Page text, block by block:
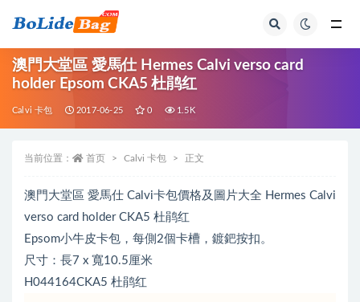
澳門大堂區 愛馬仕 Hermes Calvi verso card
holder Epsom CKA5 杜鹃红
Calvi 卡包 2017-06-25 0 1.5K
当前位置： 首页 Calvi 卡包 正文
澳門大堂區 愛馬仕 Calvi卡包價格及圖片大全 Hermes Calvi
verso card holder CKA5 杜鹃红
Epsom小牛皮卡包，每側2個卡槽，鍍鈀按扣。
尺寸：長7 x 寬10.5厘米
H044164CKA5 杜鹃红